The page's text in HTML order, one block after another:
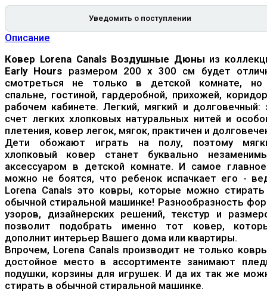
Уведомить о поступлении
Описание
Ковер Lorena Canals Воздушные Дюны из
Early Hours размером 200 x 300 см будет
смотреться не только в детской комнате,
спальне, гостиной, гардеробной, прихожей,
рабочем кабинете. Легкий, мягкий и долговечный:
счет легких хлопковых натуральных нитей и
плетения, ковер легок, мягок, практичен и
Дети обожают играть на полу, поэтому
хлопковый ковер станет буквально
аксессуаром в детской комнате. И самое
можно не боятся, что ребенок испачкает его -
Lorena Canals это ковры, которые можно
обычной стиральной машинке! Разнообразность
узоров, дизайнерских решений, текстур и
позволит подобрать именно тот ковер,
дополнит интерьер Вашего дома или квартиры.
Впрочем, Lorena Canals производит не только
достойное место в ассортименте занимают
подушки, корзины для игрушек. И да их так же
стирать в обычной стиральной машинке.